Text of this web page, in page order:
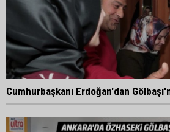
Cumhurbaşkanı Erdoğan'dan